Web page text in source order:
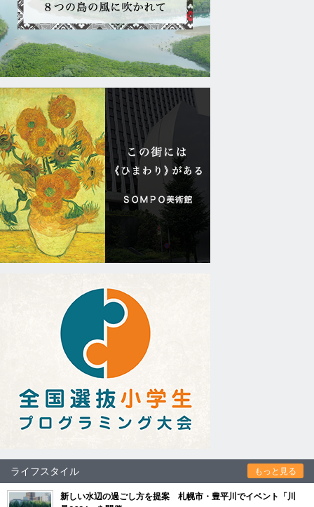
ライフスタイル もっと見る
新しい水辺の過ごし方を提案 札幌市・豊平川でイベント「川